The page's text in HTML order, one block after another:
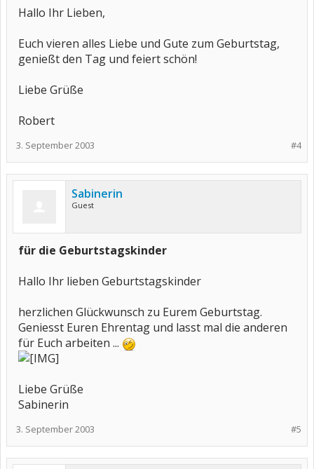
Hallo Ihr Lieben,
Euch vieren alles Liebe und Gute zum Geburtstag,
genießt den Tag und feiert schön!
Liebe Grüße
Robert
#4
3. September 2003
Sabinerin
Guest
für die Geburtstagskinder
Hallo Ihr lieben Geburtstagskinder
herzlichen Glückwunsch zu Eurem Geburtstag.
Geniesst Euren Ehrentag und lasst mal die anderen
für Euch arbeiten ...
Liebe Grüße
Sabinerin
#5
3. September 2003